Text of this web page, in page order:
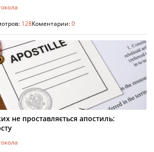
128Коментарии:0
не проставляється апостиль: